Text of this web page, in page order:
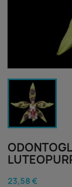
23,58 €